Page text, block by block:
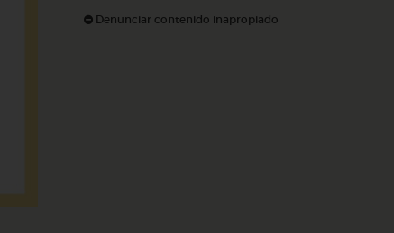
Denunciar contenido inapropiado